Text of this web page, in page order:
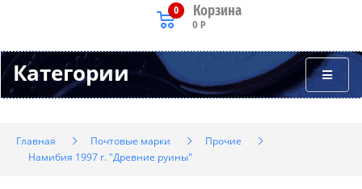
Корзина
0
0 Р
Категории
Главная Почтовые марки
Прочие
Намибия 1997 г. "Древние руины"